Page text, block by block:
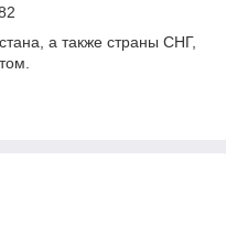
а также страны СНГ,